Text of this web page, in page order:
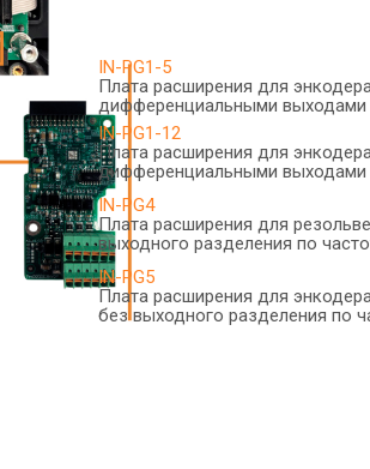
IN-PG1-5
Плата расширения для
дифференциальными выходами
IN-PG1-12
Плата расширения для
дифференциальными выходами
IN-PG4
Плата расширения для
выходного разделения по
IN-PG5
Плата расширения для
без выходного разделения по